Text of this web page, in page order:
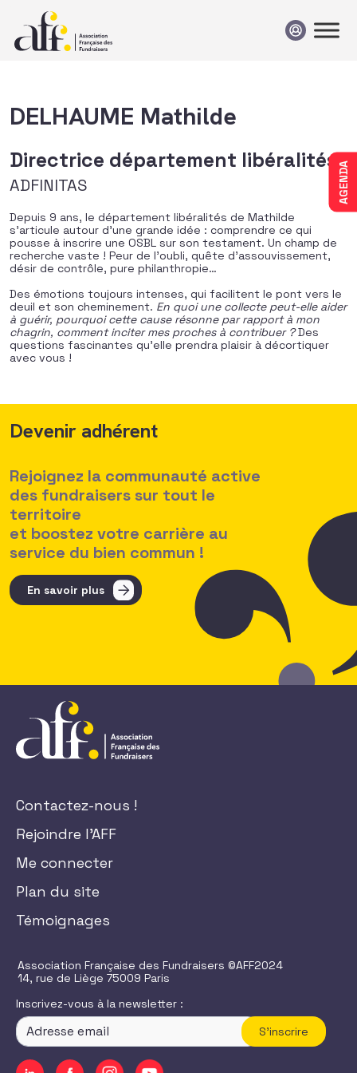
AGENDA
DELHAUME Mathilde
Directrice département libéralités
ADFINITAS
Depuis 9 ans, le département libéralités de Mathilde
s’articule autour d’une grande idée : comprendre ce qui
pousse à inscrire une OSBL sur son testament. Un champ de
recherche vaste ! Peur de l’oubli, quête d’assouvissement,
désir de contrôle, pure philanthropie…
Des émotions toujours intenses, qui facilitent le pont vers le
deuil et son cheminement. En quoi une collecte peut-elle aider
à guérir, pourquoi cette cause résonne par rapport à mon
chagrin, comment inciter mes proches à contribuer ?Des
questions fascinantes qu’elle prendra plaisir à décortiquer
avec vous !
Devenir adhérent
Rejoignez la communauté active
des fundraisers sur tout le
territoire
et boostez votre carrière au
service du bien commun !
En savoir plus
Contactez-nous !
Rejoindre l'AFF
Me connecter
Plan du site
Témoignages
Association Française des Fundraisers ©AFF2024
14, rue de Liège 75009 Paris
Inscrivez-vous à la newsletter :
S'inscrire